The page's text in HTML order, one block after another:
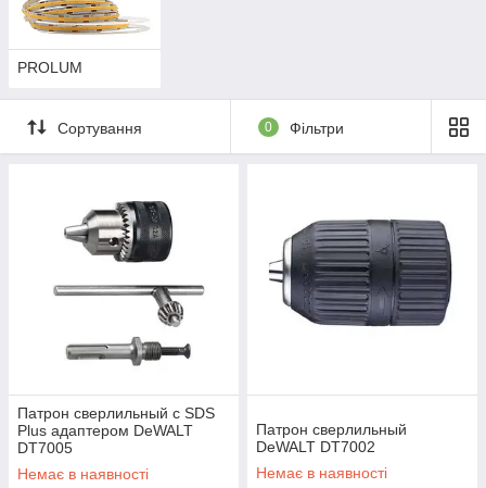
PROLUM
Сортування 0 Фільтри
Патрон сверлильный с SDS
Plus адаптером DeWALT
DT7005
Немає в наявності
Патрон сверлильный
DeWALT DT7002
Немає в наявності